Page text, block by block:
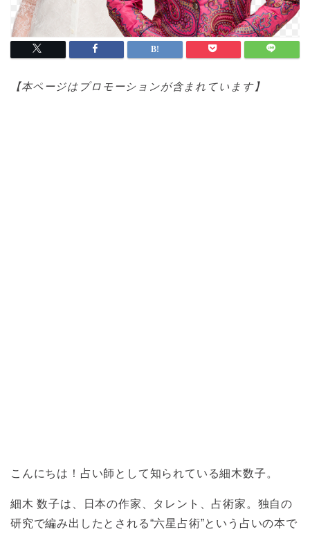
【本ページはプロモーションが含まれています】
こんにちは！占い師として知られている細木数子。
細木 数子は、日本の作家、タレント、占術家。独自の
研究で編み出したとされる“六星占術”という占いの本で